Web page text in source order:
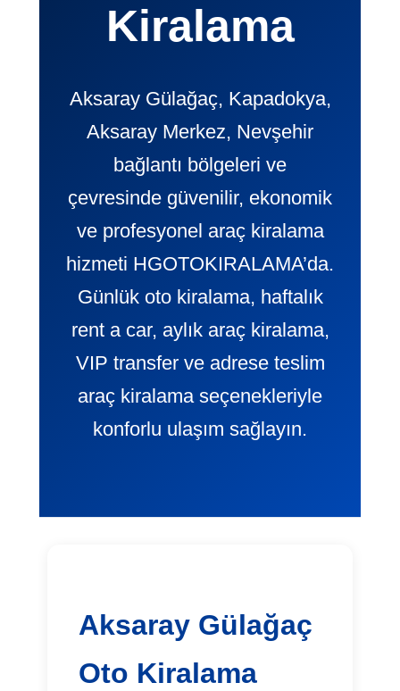
Kiralama
Aksaray Gülağaç, Kapadokya,
Aksaray Merkez, Nevşehir
bağlantı bölgeleri ve
çevresinde güvenilir, ekonomik
ve profesyonel araç kiralama
hizmeti HGOTOKIRALAMA’da.
Günlük oto kiralama, haftalık
rent a car, aylık araç kiralama,
VIP transfer ve adrese teslim
araç kiralama seçenekleriyle
konforlu ulaşım sağlayın.
Aksaray Gülağaç
Oto Kiralama